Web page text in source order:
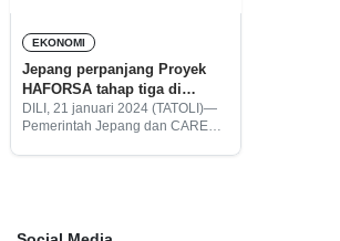
EKONOMI
Jepang perpanjang Proyek
HAFORSA tahap tiga di
Atsabe dengan anggaran $346
ribu
DILI, 21 januari 2024 (TATOLI)—
Pemerintah Jepang dan CARE
perempuan di Pos Administratif